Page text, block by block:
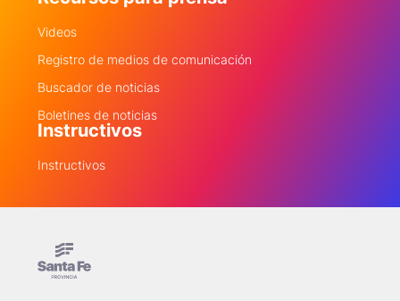
Videos
Registro de medios de comunicación
Buscador de noticias
Boletines de noticias
Instructivos
Instructivos